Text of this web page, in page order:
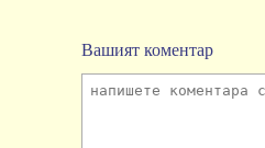
Вашият коментар